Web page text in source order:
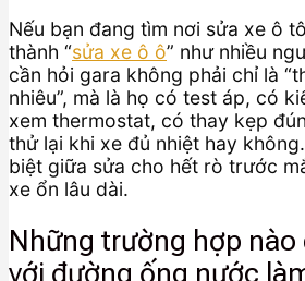
Nếu bạn đang tìm nơi sửa xe ô
thành “sửa xe ô ô” như nhiều
cần hỏi gara không phải chỉ là
nhiêu”, mà là họ có test áp, có
xem thermostat, có thay kẹp
thử lại khi xe đủ nhiệt hay
biệt giữa sửa cho hết rò trước
xe ổn lâu dài.
Những trường hợp nào
với đường ống nước